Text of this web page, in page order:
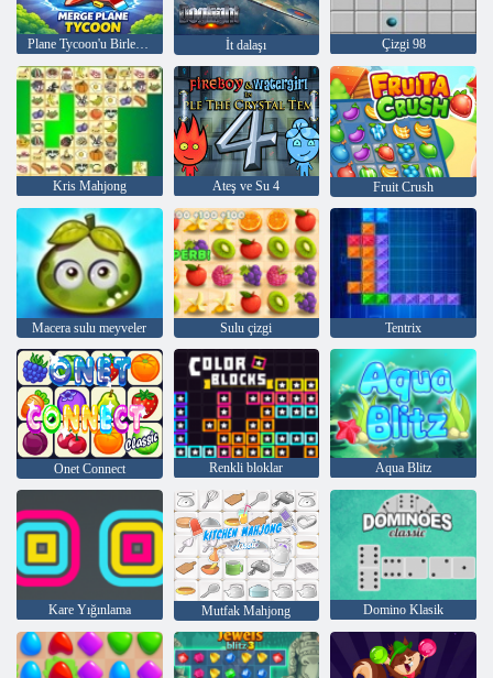
Plane Tycoon'u Birleştir İt dalaşı Çizgi 98
Kris Mahjong Ateş ve Su 4 Fruit Crush
Macera sulu meyveler Sulu çizgi Tentrix
Onet Connect Renkli bloklar Aqua Blitz
Kare Yığınlama Mutfak Mahjong Domino Klasik